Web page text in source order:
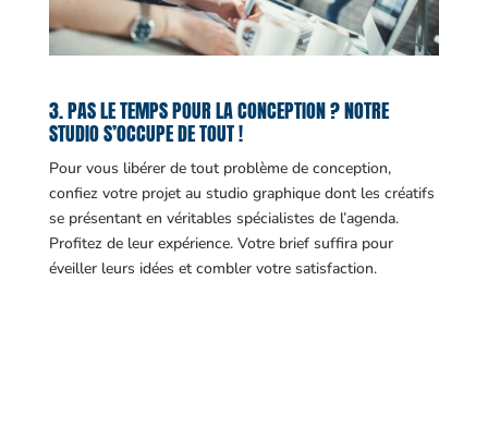
3. PAS LE TEMPS POUR LA CONCEPTION ? NOTRE
STUDIO S’OCCUPE DE TOUT !
Pour vous libérer de tout problème de conception,
confiez votre projet au studio graphique dont les créatifs
se présentant en véritables spécialistes de l’agenda.
Profitez de leur expérience. Votre brief suffira pour
éveiller leurs idées et combler votre satisfaction.